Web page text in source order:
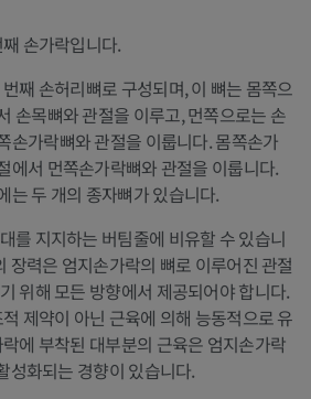
손가락입니다.
째 손허리뼈로 구성되며, 이 뼈는 몸쪽으
손목뼈와 관절을 이루고, 먼쪽으로는 손
손가락뼈와 관절을 이룹니다. 몸쪽손가
에서 먼쪽손가락뼈와 관절을 이룹니다.
는 두 개의 종자뼈가 있습니다.
를 지지하는 버팀줄에 비유할 수 있습니
장력은 엄지손가락의 뼈로 이루어진 관절
위해 모든 방향에서 제공되어야 합니다.
제약이 아닌 근육에 의해 능동적으로 유
에 부착된 대부분의 근육은 엄지손가락
성화되는 경향이 있습니다.